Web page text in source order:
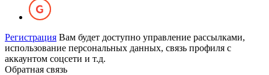
Регистрация Вам будет доступно управление рассылками,
использование персональных данных, связь профиля с
аккаунтом соцсети и т.д.
Обратная связь